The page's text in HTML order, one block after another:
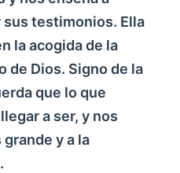
sus testimonios. Ella
la acogida de la
de Dios. Signo de la
que lo que
a ser, y nos
y a la